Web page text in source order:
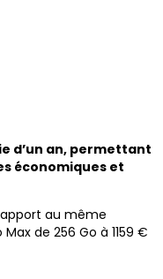
d’un an, permettant
économiques et
au même
de 256 Go à 1159 €